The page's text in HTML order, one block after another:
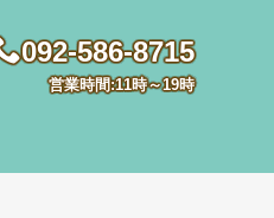
092-586-8715
営業時間:11時～19時